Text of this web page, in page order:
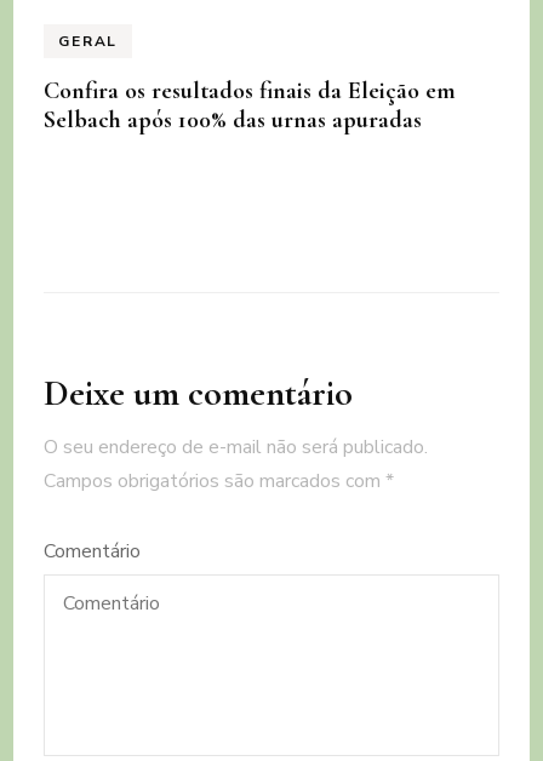
GERAL
Confira os resultados finais da Eleição em
Selbach após 100% das urnas apuradas
Deixe um comentário
O seu endereço de e-mail não será publicado.
Campos obrigatórios são marcados com*
Comentário